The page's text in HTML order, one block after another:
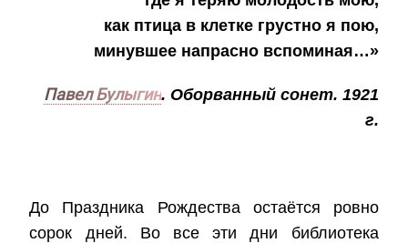
как птица в клетке грустно я пою,
минувшее напрасно вспоминая…»
Павел Булыгин. Оборванный сонет. 1921
г.
До Праздника Рождества остаётся ровно
сорок дней. Во все эти дни библиотека